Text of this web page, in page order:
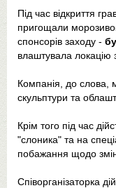
Під час відкриття
пригощали
спонсорів заходу -
влаштувала локацію
Компанія, до слова,
скульптури та
Крім того під час
"слоника" та на
побажання щодо
Співорганізаторка